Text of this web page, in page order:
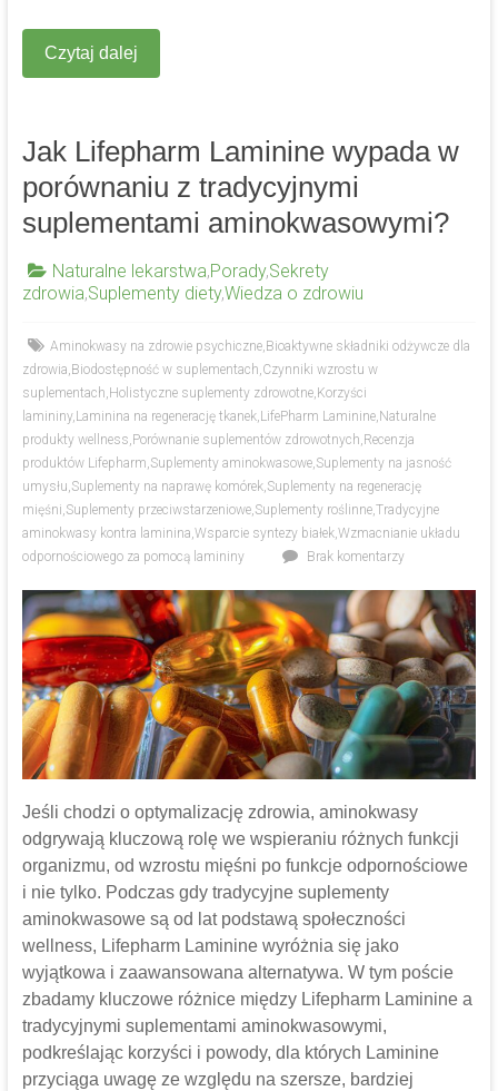
Czytaj dalej
Jak Lifepharm Laminine wypada w
porównaniu z tradycyjnymi
suplementami aminokwasowymi?
Naturalne lekarstwa,Porady,Sekrety
zdrowia,Suplementy diety,Wiedza o zdrowiu
Aminokwasy na zdrowie psychiczne, Bioaktywne składniki odżywcze dla
zdrowia Biodostępność w suplementach Czynniki wzrostu w
suplementach Holistyczne suplementy zdrowotne, Korzyści
lamininy, Laminina na regenerację tkanek, LifePharm Laminine, Naturalne
produkty wellness Porównanie suplementów zdrowotnych Recenzja
produktów Lifepharm Suplementy aminokwasowe, Suplementy na jasność
umysłu Suplementy na naprawę komórek, Suplementy na regenerację
mięśni Suplementy przeciwstarzeniowe, Suplementy roślinne, Tradycyjne
aminokwasy kontra laminina Wsparcie syntezy białek, Wzmacnianie układu
odpornościowego za pomocą lamininy
Brak komentarzy
Jeśli chodzi o optymalizację zdrowia, aminokwasy
odgrywają kluczową rolę we wspieraniu różnych funkcji
organizmu, od wzrostu mięśni po funkcje odpornościowe
i nie tylko. Podczas gdy tradycyjne suplementy
aminokwasowe są od lat podstawą społeczności
wellness, Lifepharm Laminine wyróżnia się jako
wyjątkowa i zaawansowana alternatywa. W tym poście
zbadamy kluczowe różnice między Lifepharm Laminine a
tradycyjnymi suplementami aminokwasowymi,
podkreślając korzyści i powody, dla których Laminine
przyciąga uwagę ze względu na szersze, bardziej